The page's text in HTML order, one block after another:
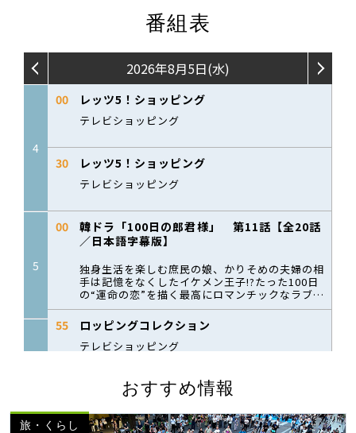
番組表
おすすめ情報
旅・くらし